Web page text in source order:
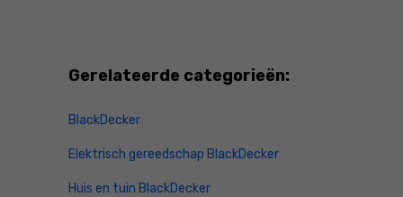
Gerelateerde categorieën:
BlackDecker
Elektrisch gereedschap BlackDecker
Huis en tuin BlackDecker